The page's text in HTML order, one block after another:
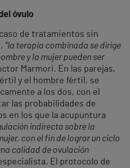
óvulo
de tratamientos sin
“la terapia combinada se dirige
y la mujer pueden ser
Marmori. En las parejas,
y el hombre fértil, se
a los dos, con el
las probabilidades de
en los que la acupuntura
indirecta sobre la
con el fin de lograr un ciclo
calidad de ovulación
El protocolo de